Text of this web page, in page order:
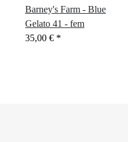
Barney's Farm - Blue
Gelato 41 - fem
35,00 € *